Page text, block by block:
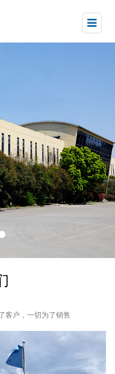
客户，一切为了销售